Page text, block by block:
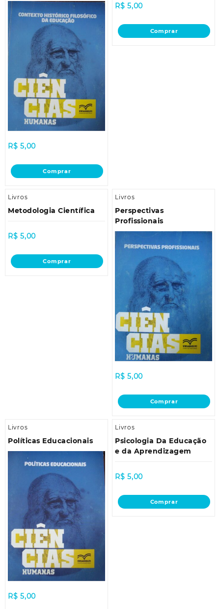
R$ 5,00
Comprar
R$ 5,00
Comprar
Livros
Metodologia Científica
R$ 5,00
Comprar
Livros
Perspectivas
Profissionais
R$ 5,00
Comprar
Livros
Políticas Educacionais
R$ 5,00
Livros
Psicologia Da Educação
e da Aprendizagem
R$ 5,00
Comprar